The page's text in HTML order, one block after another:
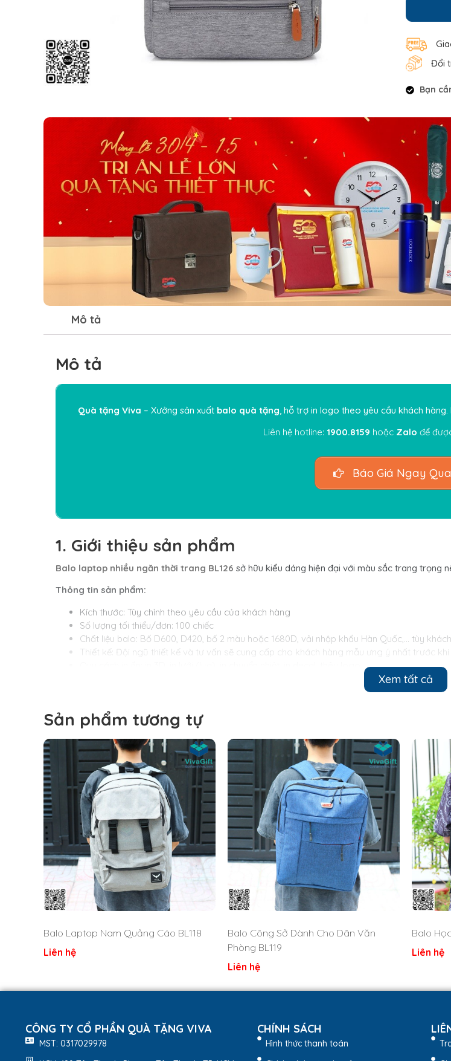
Đổi
Bạn
Mô tả
Mô tả
Quà tặng Viva – Xưởng sản xuất balo quà tặng , hỗ trợ in logo theo yêu cầu khách
Liên hệ hotline: 1900.8159 hoặc Zalo để
Báo Giá Ngay
1. Giới thiệu sản phẩm
Balo laptop nhiều ngăn thời trang BL126 sở hữu kiểu dáng hiện đại với màu sắc trang trọng
Thông tin sản phẩm:
Kích thước: Tùy chỉnh theo yêu cầu của khách hàng
Số lượng tối thiểu/đơn: 100 chiếc
Chất liệu balo: Bố D600, D420, bố 2 màu hoặc 1680D, vải nhập khẩu Hàn Quốc,… tùy
Thiết kế: Đội ngũ thiết kế và tư vấn sẽ cung cấp cho khách hàng mẫu ưng ý nhất trước khi
Thời gian nhận hàng từ 10 – 12 ngày​ (Tùy số lượng đơn hàng mà thời gian có thể khác)
Xem tất cả
Sản phẩm tương tự
Balo Laptop Nam Quảng Cáo BL118
Liên hệ
Balo Công Sở Dành Cho Dân Văn
Phòng BL119
Liên hệ
Balo
Liên hệ
CÔNG TY CỔ PHẦN QUÀ TẶNG VIVA
MST: 0317029978
CHÍNH SÁCH
Hình thức thanh toán